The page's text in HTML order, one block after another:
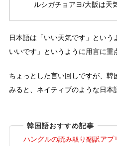
ルシガチョアヨ/大阪は天
日本語は「いい天気です」とい
いいです」というように用言に重
ちょっとした言い回しですが、韓
みると、ネイティブのような日本
韓国語おすすめ記事
ハングルの読み取り翻訳アプ